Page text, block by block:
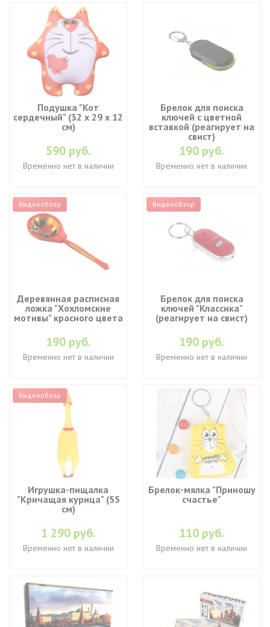
Подушка "Кот
сердечный" (32 х 29 х 12
см)
590 руб.
Временно нет в наличии
Брелок для поиска
ключей с цветной
вставкой (реагирует на
свист)
190 руб.
Временно нет в наличии
Видеообзор
Деревянная расписная
ложка "Хохломские
мотивы" красного цвета
190 руб.
Временно нет в наличии
Видеообзор
Брелок для поиска
ключей "Классика"
(реагирует на свист)
190 руб.
Временно нет в наличии
Видеообзор
Игрушка-пищалка
"Кричащая курица" (55
см)
1 290 руб.
Временно нет в наличии
Брелок-мялка "Приношу
счастье"
110 руб.
Временно нет в наличии